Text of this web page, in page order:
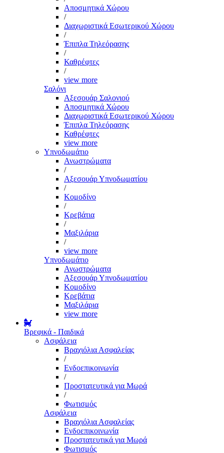
Αποσμητικά Χώρου
/
Διαχωριστικά Εσωτερικού Χώρου
/
Έπιπλα Τηλεόρασης
/
Καθρέφτες
/
view more
Σαλόνι
Αξεσουάρ Σαλονιού
Αποσμητικά Χώρου
Διαχωριστικά Εσωτερικού Χώρου
Έπιπλα Τηλεόρασης
Καθρέφτες
view more
Υπνοδωμάτιο
Ανωστρώματα
/
Αξεσουάρ Υπνοδωματίου
/
Κομοδίνο
/
Κρεβάτια
/
Μαξιλάρια
/
view more
Υπνοδωμάτιο
Ανωστρώματα
Αξεσουάρ Υπνοδωματίου
Κομοδίνο
Κρεβάτια
Μαξιλάρια
view more
Βρεφικά - Παιδικά
Ασφάλεια
Βραχιόλια Ασφαλείας
/
Ενδοεπικοινωνία
/
Προστατευτικά για Μωρά
/
Φωτισμός
Ασφάλεια
Βραχιόλια Ασφαλείας
Ενδοεπικοινωνία
Προστατευτικά για Μωρά
Φωτισμός